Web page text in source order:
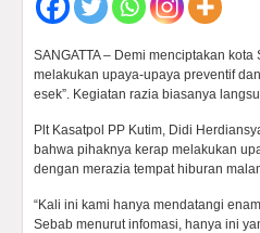
SANGATTA – Demi menciptakan
melakukan upaya-upaya preventif
esek”. Kegiatan razia biasanya
Plt Kasatpol PP Kutim, Didi
bahwa pihaknya kerap melakukan
dengan merazia tempat hiburan
“Kali ini kami hanya mendatangi
Sebab menurut infomasi, hanya ini